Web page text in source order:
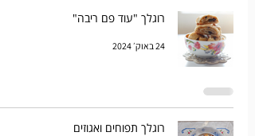
רוגלך "עוד פם ריבה"
24 באוק׳ 2024
רוגלך תפוחים ואגוזים